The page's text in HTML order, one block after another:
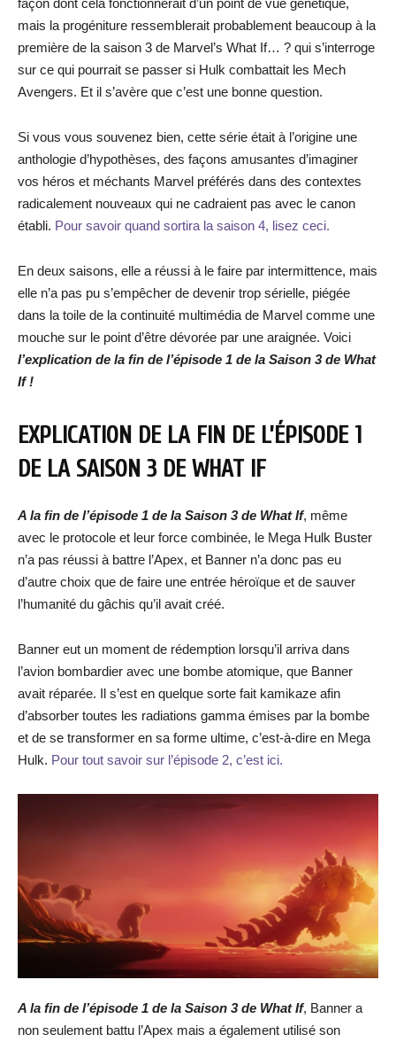
façon dont cela fonctionnerait d’un point de vue génétique,
mais la progéniture ressemblerait probablement beaucoup à la
première de la saison 3 de Marvel’s What If… ? qui s’interroge
sur ce qui pourrait se passer si Hulk combattait les Mech
Avengers. Et il s’avère que c’est une bonne question.
Si vous vous souvenez bien, cette série était à l’origine une
anthologie d’hypothèses, des façons amusantes d’imaginer
vos héros et méchants Marvel préférés dans des contextes
radicalement nouveaux qui ne cadraient pas avec le canon
établi. Pour savoir quand sortira la saison 4, lisez ceci.
En deux saisons, elle a réussi à le faire par intermittence, mais
elle n’a pas pu s’empêcher de devenir trop sérielle, piégée
dans la toile de la continuité multimédia de Marvel comme une
mouche sur le point d’être dévorée par une araignée. Voici
l’explication de la fin de l’épisode 1 de la Saison 3 de What
If !
EXPLICATION DE LA FIN DE L’ÉPISODE 1
DE LA SAISON 3 DE WHAT IF
A la fin de l’épisode 1 de la Saison 3 de What If, même
avec le protocole et leur force combinée, le Mega Hulk Buster
n’a pas réussi à battre l’Apex, et Banner n’a donc pas eu
d’autre choix que de faire une entrée héroïque et de sauver
l’humanité du gâchis qu’il avait créé.
Banner eut un moment de rédemption lorsqu’il arriva dans
l’avion bombardier avec une bombe atomique, que Banner
avait réparée. Il s’est en quelque sorte fait kamikaze afin
d’absorber toutes les radiations gamma émises par la bombe
et de se transformer en sa forme ultime, c’est-à-dire en Mega
Hulk. Pour tout savoir sur l’épisode 2, c’est ici.
A la fin de l’épisode 1 de la Saison 3 de What If, Banner a
non seulement battu l’Apex mais a également utilisé son